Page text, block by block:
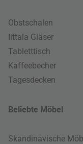
Obstschalen
Iittala Gläser
Tabletttisch
Kaffeebecher
Tagesdecken
Beliebte Möbel
Skandinavische